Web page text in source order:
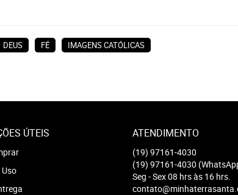
DEUS FÉ IMAGENS CATÓLICAS
ÚTEIS ATENDIMENTO
(19) 97161-4030
(19) 97161-4030
Seg - Sex 08 hrs às 16 hrs.